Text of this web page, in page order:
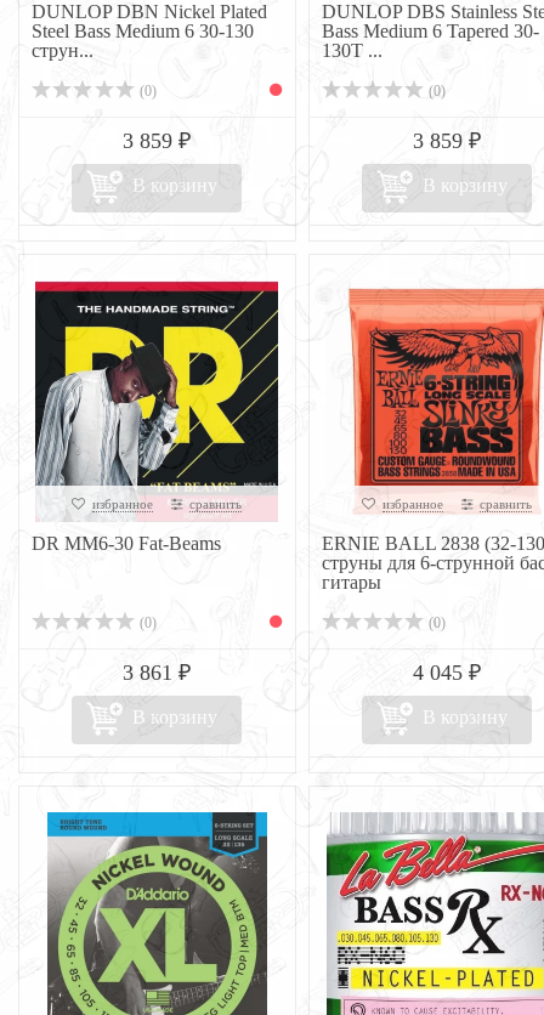
DUNLOP DBN Nickel Plated
Steel Bass Medium 6 30-130
струн...
(0)
3 859 ₽
В корзину
DUNLOP DBS Stainless
Bass Medium 6 Tapered 30-
130Т ...
(0)
3 859 ₽
В корзину
избранное сравнить
DR MM6-30 Fat-Beams
(0)
3 861 ₽
В корзину
избранное сравнить
ERNIE BALL 2838 (32-
струны для 6-струнной
гитары
(0)
4 045 ₽
В корзину